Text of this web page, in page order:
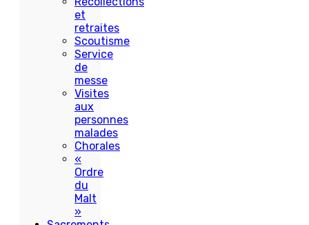
et
retraites
Scoutisme
Service
de
messe
Visites
aux
personnes
malades
Chorales
«
Ordre
du
Malt
»